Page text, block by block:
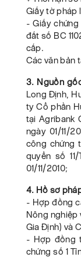
Giấy tờ pháp
- Giấy
đất số BC
cấp.
Các văn bản
3. Nguồn
Long Định,
ty Cổ phần
tại Agribank
ngày 01/11/
công chứng
quyển số
01/11/2010;
4. Hồ sơ
- Hợp đồng
Nông nghiệp
Gia Định) và
- Hợp đồng
chứng số 1